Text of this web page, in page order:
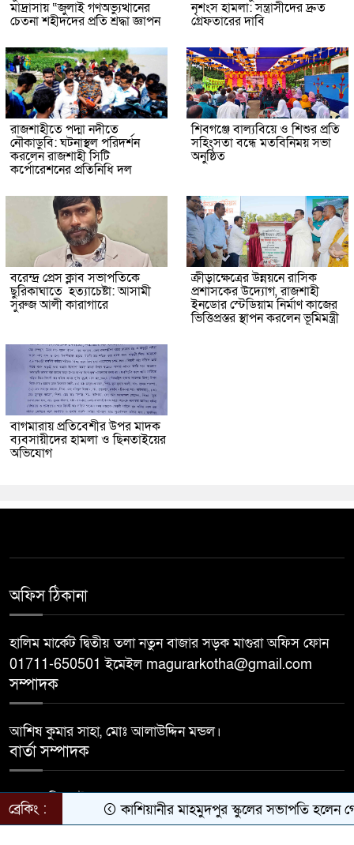
মাদ্রাসায় “জুলাই গণঅভ্যুত্থানের
চেতনা শহীদদের প্রতি শ্রদ্ধা জ্ঞাপন
নৃশংস হামলা: সন্ত্রাসীদের দ্রুত
গ্রেফতারের দাবি
রাজশাহীতে পদ্মা নদীতে
নৌকাডুবি: ঘটনাস্থল পরিদর্শন
করলেন রাজশাহী সিটি
কর্পোরেশনের প্রতিনিধি দল
শিবগঞ্জে বাল্যবিয়ে ও শিশুর প্রতি
সহিংসতা বন্ধে মতবিনিময় সভা
অনুষ্ঠিত
বরেন্দ্র প্রেস ক্লাব সভাপতিকে
ছুরিকাঘাতে হত্যাচেষ্টা: আসামী
সুরুজ আলী কারাগারে
ক্রীড়াক্ষেত্রের উন্নয়নে রাসিক
প্রশাসকের উদ্যোগ, রাজশাহী
ইনডোর স্টেডিয়াম নির্মাণ কাজের
ভিত্তিপ্রস্তর স্থাপন করলেন ভূমিমন্ত্রী
বাগমারায় প্রতিবেশীর উপর মাদক
ব্যবসায়ীদের হামলা ও ছিনতাইয়ের
অভিযোগ
অফিস ঠিকানা
হালিম মার্কেট দ্বিতীয় তলা নতুন বাজার সড়ক মাগুরা অফিস ফোন
01711-650501 ইমেইল magurarkotha@gmail.com
সম্পাদক
আশিষ কুমার সাহা, মোঃ আলাউদ্দিন মন্ডল।
বার্তা সম্পাদক
মোঃ জাহিদুল ইসলাম।
Developed byBDiT
ব্রেকিং : কাশিয়ানীর মাহমুদপুর স্কুলের সভাপতি হলেন